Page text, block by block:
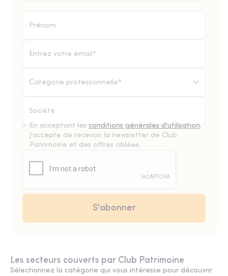
Catégorie professionnelle*
En acceptant les conditions générales d'utilisation,
j'accepte de recevoir la newsletter de Club
Patrimoine et des offres ciblées.
Les secteurs couverts par Club Patrimoine
Sélectionnez la catégorie qui vous intéresse pour découvrir